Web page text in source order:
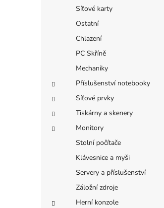
Síťové karty
Ostatní
Chlazení
PC Skříně
Mechaniky
Příslušenství notebooky
Síťové prvky
Tiskárny a skenery
Monitory
Stolní počítače
Klávesnice a myši
Servery a příslušenství
Záložní zdroje
Herní konzole